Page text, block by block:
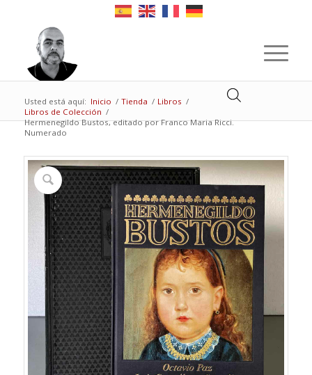
Usted está aquí: Inicio / Tienda / Libros /
Libros de Colección /
Hermenegildo Bustos, editado por Franco Maria Ricci.
Numerado